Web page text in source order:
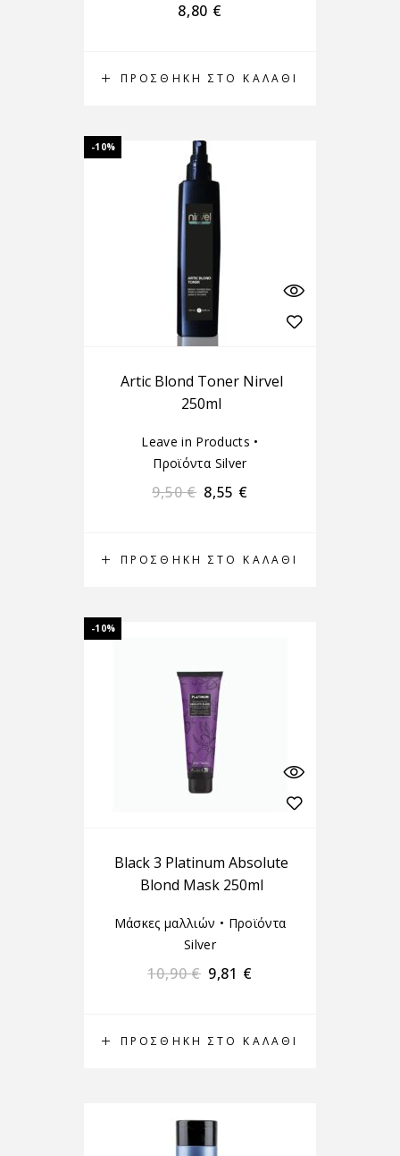
ΠΡΟΣΘΉΚΗ ΣΤΟ ΚΑΛΆΘΙ
8,80 €
-10%
ΠΡΟΣΘΉΚΗ ΣΤΟ ΚΑΛΆΘΙ
Artic Blond Toner Nirvel
250ml
Leave in Products •
Προϊόντα Silver
9,50€ 8,55 €
-10%
ΠΡΟΣΘΉΚΗ ΣΤΟ ΚΑΛΆΘΙ
Black 3 Platinum Absolute
Blond Mask 250ml
Μάσκες μαλλιών • Προϊόντα
Silver
10,90€ 9,81 €